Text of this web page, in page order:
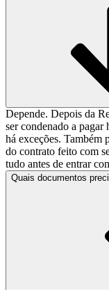
Depende. Depois da
ser condenado a pagar
há exceções. Também
do contrato feito com
tudo antes de entrar
Quais documentos